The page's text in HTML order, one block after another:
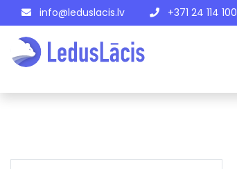
info@leduslacis.lv +371 24 114 100